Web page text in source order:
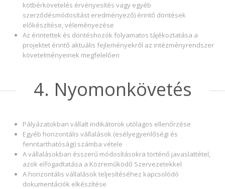
kötbérkövetelés érvényesítés vagy egyéb
szerződésmódosítást eredményező) érintő döntések
előkészítése, véleményezése
Az érintettek és döntéshozók folyamatos tájékoztatása a
projektet érintő aktuális fejleményekről az intézményrendszer
követelményeinek megfelelően
4. Nyomonkövetés
Pályázatokban vállalt indikátorok utólagos ellenőrzése
Egyéb horizontális vállalások (esélyegyenlőségi és
fenntarthatósági) számba vétele
A vállalásokban ésszerű módosításokra történő javaslattétel,
azok elfogadtatása a Közreműködő Szervezetekkel
A horizontális vállalások teljesítéséhez kapcsolódó
dokumentációk elkészítése